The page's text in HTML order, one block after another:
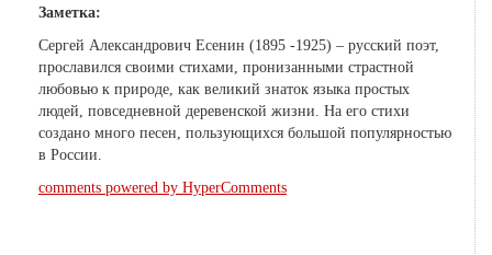
Заметка:
Сергей Александрович Есенин (1895 -1925) – русский поэт,
прославился своими стихами, пронизанными страстной
любовью к природе, как великий знаток языка простых
людей, повседневной деревенской жизни. На его стихи
создано много песен, пользующихся большой популярностью
в России.
comments powered by HyperComments